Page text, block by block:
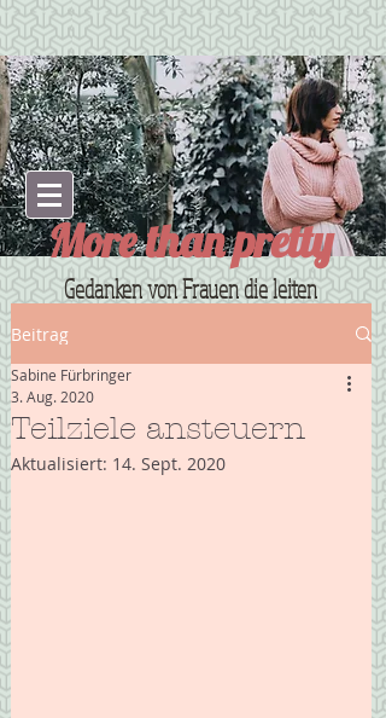
More than pretty
Gedanken von Frauen die leiten
Beitrag
Teilziele ansteuern
Sabine Fürbringer
3. Aug. 2020
Aktualisiert: 14. Sept. 2020